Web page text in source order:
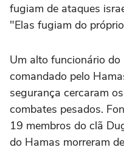
fugiam de ataques
"Elas fugiam do
Um alto funcionário
comandado pelo
segurança cercaram
combates pesados.
19 membros do clã
do Hamas morreram